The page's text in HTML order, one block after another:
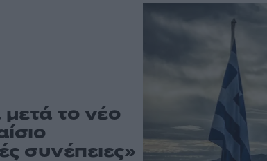
το νέο
συνέπειες»